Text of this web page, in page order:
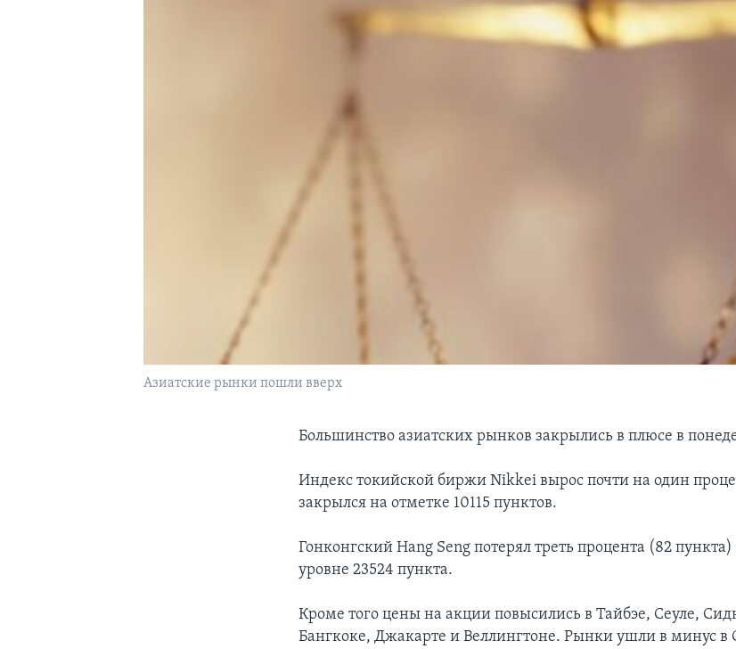
Азиатские рынки пошли вверх
Большинство азиатских рынков закрылись в плюсе в
Индекс токийской биржи Nikkei вырос почти на один
закрылся на отметке 10115 пунктов.
Гонконгский Hang Seng потерял треть процента (82
уровне 23524 пункта.
Кроме того цены на акции повысились в Тайбэе, Сеуле,
Бангкоке, Джакарте и Веллингтоне. Рынки ушли в минус в